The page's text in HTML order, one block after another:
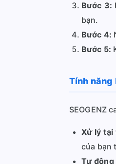
Bước 3:
bạn.
Bước 4:
Bước 5:
Tính năng
SEOGENZ
Xử lý tại
của bạn
Tự